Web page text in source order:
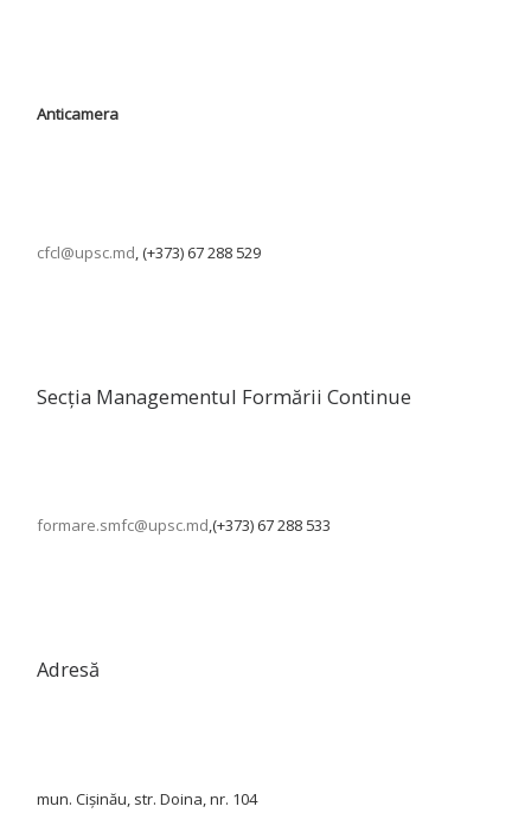
Anticamera
cfcl@upsc.md, (+373) 67 288 529
Secția Managementul Formării Continue
formare.smfc@upsc.md,(+373) 67 288 533
Adresă
mun. Cișinău, str. Doina, nr. 104